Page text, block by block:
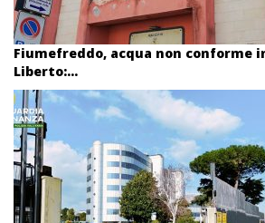
Fiumefreddo, acqua non conforme
Liberto:...